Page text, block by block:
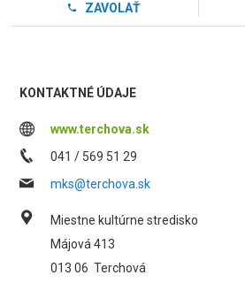
ZAVOLAŤ
KONTAKTNÉ ÚDAJE
www.terchova.sk
041 / 569 51 29
mks@terchova.sk
Miestne kultúrne stredisko
Májová 413
013 06 Terchová